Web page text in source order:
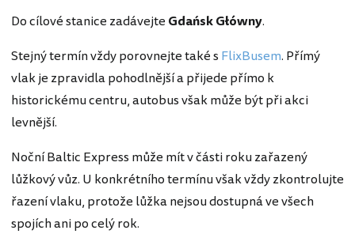
Do cílové stanice zadávejte Gdańsk Główny.
Stejný termín vždy porovnejte také s FlixBusem. Přímý
vlak je zpravidla pohodlnější a přijede přímo k
historickému centru, autobus však může být při akci
levnější.
Noční Baltic Express může mít v části roku zařazený
lůžkový vůz. U konkrétního termínu však vždy zkontrolujte
řazení vlaku, protože lůžka nejsou dostupná ve všech
spojích ani po celý rok.